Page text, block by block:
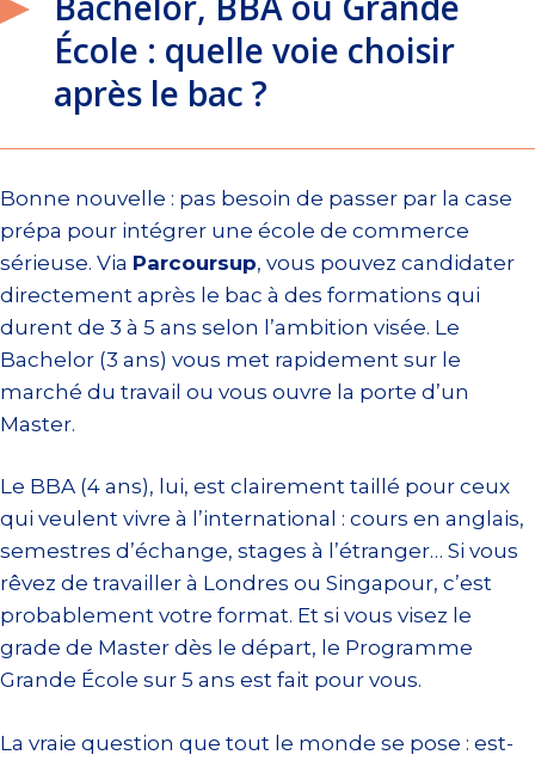
École : quelle voie choisir
après le bac ?
Bonne nouvelle : pas besoin de passer par la case
prépa pour intégrer une école de commerce
sérieuse. Via Parcoursup, vous pouvez candidater
directement après le bac à des formations qui
durent de 3 à 5 ans selon l’ambition visée. Le
Bachelor (3 ans) vous met rapidement sur le
marché du travail ou vous ouvre la porte d’un
Master.
Le BBA (4 ans), lui, est clairement taillé pour ceux
qui veulent vivre à l’international : cours en anglais,
semestres d’échange, stages à l’étranger… Si vous
rêvez de travailler à Londres ou Singapour, c’est
probablement votre format. Et si vous visez le
grade de Master dès le départ, le Programme
Grande École sur 5 ans est fait pour vous.
La vraie question que tout le monde se pose : est-